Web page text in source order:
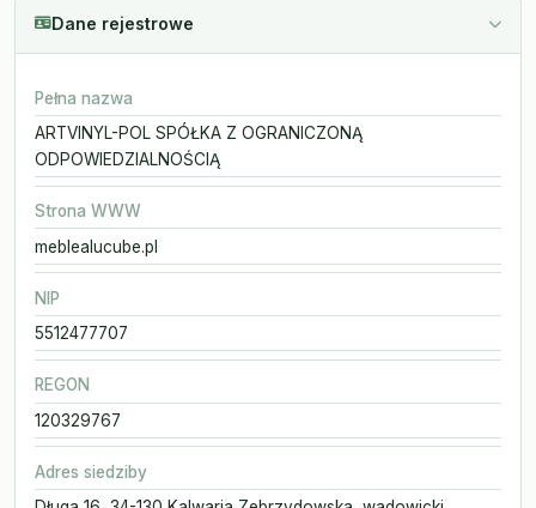
Dane rejestrowe
Pełna nazwa
ARTVINYL-POL SPÓŁKA Z OGRANICZONĄ
ODPOWIEDZIALNOŚCIĄ
Strona WWW
meblealucube.pl
NIP
5512477707
REGON
120329767
Adres siedziby